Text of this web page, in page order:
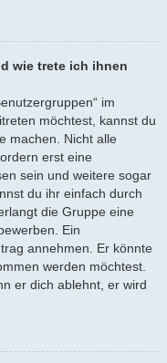
wie trete ich ihnen
im
möchtest, kannst du
machen. Nicht alle
erst eine
sein und weitere sogar
du ihr einfach durch
die Gruppe eine
Ein
annehmen. Er könnte
werden möchtest.
er dich ablehnt, er wird